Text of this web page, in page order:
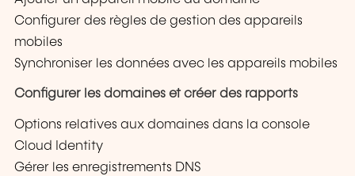
Configurer des règles de gestion des appareils
mobiles
Synchroniser les données avec les appareils mobiles
Configurer les domaines et créer des rapports
Options relatives aux domaines dans la console
Cloud Identity
Gérer les enregistrements DNS